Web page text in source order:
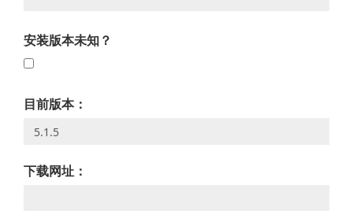
安装版本未知？
目前版本：
下载网址：